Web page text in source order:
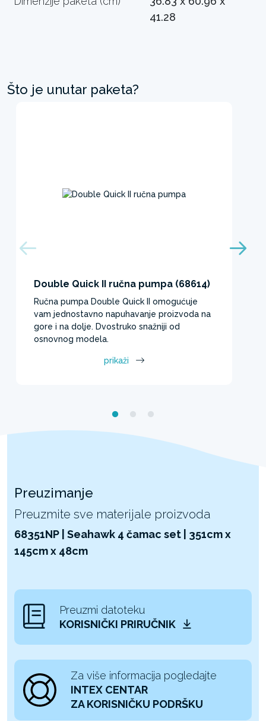
41.28
Što je unutar paketa?
Double Quick II ručna pumpa (68614)
Ručna pumpa Double Quick II omogućuje
vam jednostavno napuhavanje proizvoda na
gore i na dolje. Dvostruko snažniji od
osnovnog modela.
prikaži
Preuzimanje
Preuzmite sve materijale proizvoda
68351NP | Seahawk 4 čamac set | 351cm x
145cm x 48cm
Preuzmi datoteku
KORISNIČKI PRIRUČNIK
Za više informacija pogledajte
INTEX CENTAR
ZA KORISNIČKU PODRŠKU